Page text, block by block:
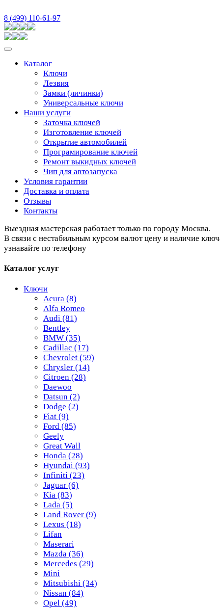
8 (499) 110-61-97
Каталог
Ключи
Лезвия
Замки (личинки)
Универсальные ключи
Наши услуги
Заточка ключей
Изготовление ключей
Открытие автомобилей
Програмирование ключей
Ремонт выкидных ключей
Чип для автозапуска
Условия гарантии
Доставка и оплата
Отзывы
Контакты
Выездная мастерская работает только по городу Москва.
В связи с нестабильным курсом валют цену и наличие
узнавайте по телефону
Каталог услуг
Ключи
Acura (8)
Alfa Romeo
Audi (81)
Bentley
BMW (35)
Cadillac (17)
Chevrolet (59)
Chrysler (14)
Citroen (28)
Daewoo
Datsun (2)
Dodge (2)
Fiat (9)
Ford (85)
Geely
Great Wall
Honda (28)
Hyundai (93)
Infiniti (23)
Jaguar (6)
Kia (83)
Lada (5)
Land Rover (9)
Lexus (18)
Lifan
Maserari
Mazda (36)
Mercedes (29)
Mini
Mitsubishi (34)
Nissan (84)
Opel (49)